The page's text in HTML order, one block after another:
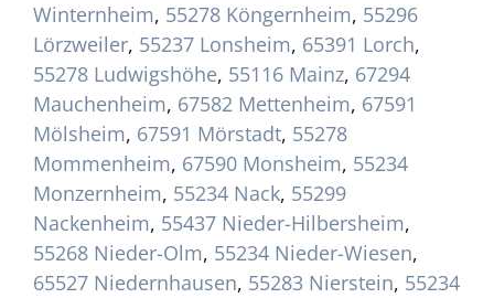
Winternheim, 55278 Köngernheim, 55296
Lörzweiler, 55237 Lonsheim, 65391 Lorch,
55278 Ludwigshöhe, 55116 Mainz, 67294
Mauchenheim, 67582 Mettenheim, 67591
Mölsheim, 67591 Mörstadt, 55278
Mommenheim, 67590 Monsheim, 55234
Monzernheim, 55234 Nack, 55299
Nackenheim, 55437 Nieder-Hilbersheim,
55268 Nieder-Olm, 55234 Nieder-Wiesen,
65527 Niedernhausen, 55283 Nierstein, 55234